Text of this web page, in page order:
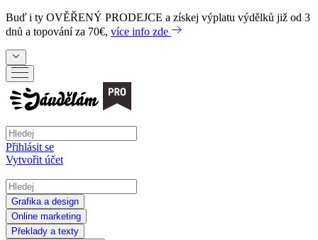
Buď i ty OVĚŘENÝ PRODEJCE a získej výplatu výdělků již od 3
dnů a topování za 70€, více info zde
Přihlásit se
Vytvořit účet
Grafika a design
Online marketing
Překlady a texty